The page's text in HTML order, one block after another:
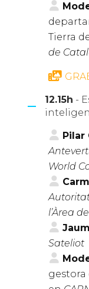
Tierra
de
12.15h -
Pilar
World
l’Àrea
Sateliot
gestora